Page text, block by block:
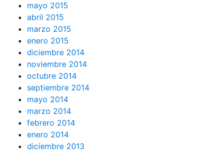
mayo 2015
abril 2015
marzo 2015
enero 2015
diciembre 2014
noviembre 2014
octubre 2014
septiembre 2014
mayo 2014
marzo 2014
febrero 2014
enero 2014
diciembre 2013